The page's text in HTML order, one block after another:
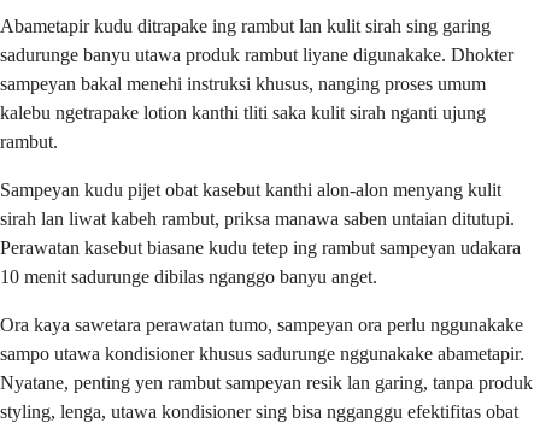
Abametapir kudu ditrapake ing rambut lan kulit sirah sing garing
sadurunge banyu utawa produk rambut liyane digunakake. Dhokter
sampeyan bakal menehi instruksi khusus, nanging proses umum
kalebu ngetrapake lotion kanthi tliti saka kulit sirah nganti ujung
rambut.
Sampeyan kudu pijet obat kasebut kanthi alon-alon menyang kulit
sirah lan liwat kabeh rambut, priksa manawa saben untaian ditutupi.
Perawatan kasebut biasane kudu tetep ing rambut sampeyan udakara
10 menit sadurunge dibilas nganggo banyu anget.
Ora kaya sawetara perawatan tumo, sampeyan ora perlu nggunakake
sampo utawa kondisioner khusus sadurunge nggunakake abametapir.
Nyatane, penting yen rambut sampeyan resik lan garing, tanpa produk
styling, lenga, utawa kondisioner sing bisa ngganggu efektifitas obat